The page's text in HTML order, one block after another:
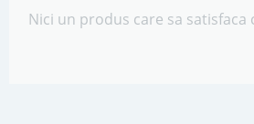
Nici un produs care sa